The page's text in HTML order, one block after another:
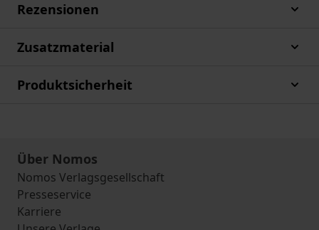
Rezensionen
Zusatzmaterial
Produktsicherheit
Über Nomos
Nomos Verlagsgesellschaft
Presseservice
Karriere